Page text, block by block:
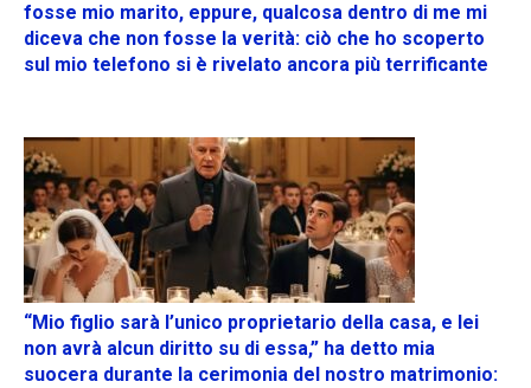
fosse mio marito, eppure, qualcosa dentro di me mi
diceva che non fosse la verità: ciò che ho scoperto
sul mio telefono si è rivelato ancora più terrificante
“Mio figlio sarà l’unico proprietario della casa, e lei
non avrà alcun diritto su di essa,” ha detto mia
suocera durante la cerimonia del nostro matrimonio: